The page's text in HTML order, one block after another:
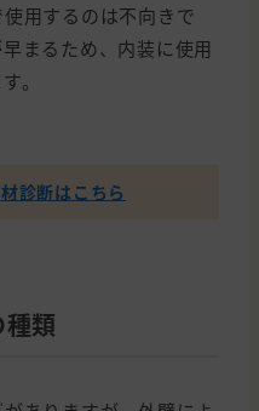
用するのは不向きで
まるため、内装に使用
。
診断はこちら
類